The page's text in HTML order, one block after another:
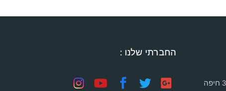
החברתי שלנו :